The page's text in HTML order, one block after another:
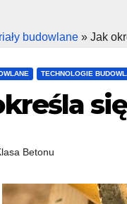
budowlane » Jak
TECHNOLOGIE
Betonu